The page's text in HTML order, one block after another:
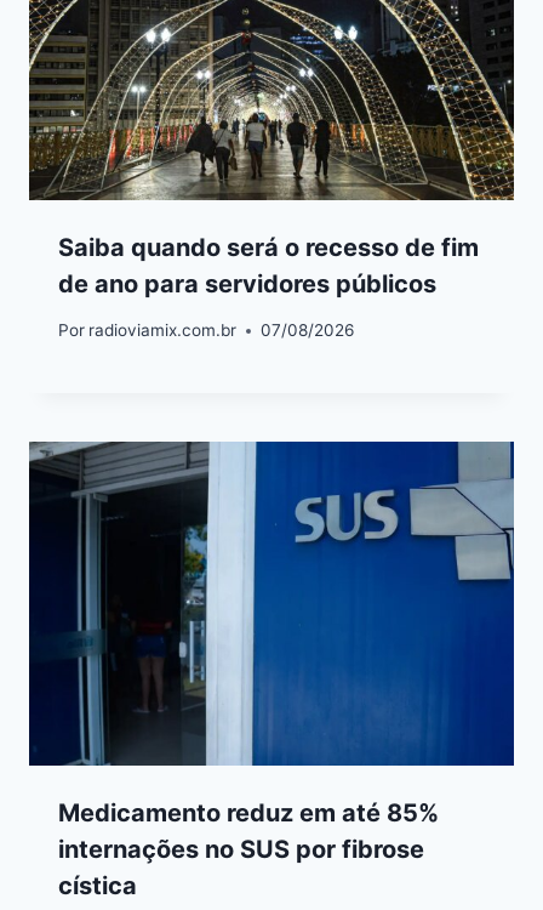
Saiba quando será o recesso de fim
de ano para servidores públicos
Por radioviamix.com.br 07/08/2026
Medicamento reduz em até 85%
internações no SUS por fibrose
cística